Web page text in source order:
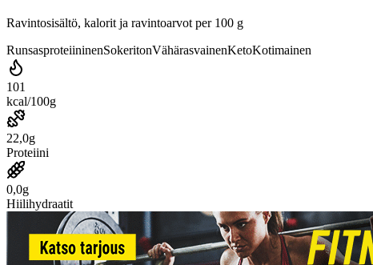
Ravintosisältö, kalorit ja ravintoarvot per 100 g
RunsasproteiininenSokeritonVähärasvainenKetoKotimainen
101
kcal/100g
22,0g
Proteiini
0,0g
Hiilihydraatit